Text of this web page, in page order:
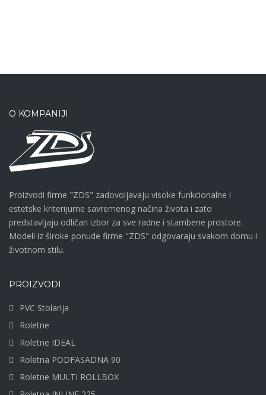
O KOMPANIJI
Proizvodi firme "ZDS" zadovoljavaju visoke funkcionalne i
estetske kriterijume savremenog načina života i zato
predstavljaju odličan izbor za sve radne i stambene prostore.
Modeli iz široke ponude firme "ZDS" odgovaraju svakom domu i
životnom stilu.
PROIZVODI
PVC Stolarija
Roletne
Roletne IDEAL
Roletna PODFASADNA 90
Roletne MULTI ROLLBOX